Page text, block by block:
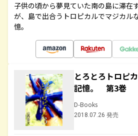
子供の頃から夢見ていた南の島に滞在
が、島で出合うトロピカルでマジカル
憶。
とろとろトロピ
記憶。 第3巻
D-Books
2018.07.26 発売